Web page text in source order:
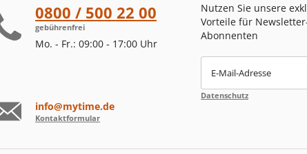
0800 / 500 22 00
gebührenfrei
Mo. - Fr.: 09:00 - 17:00 Uhr
info@mytime.de
Kontaktformular
Nutzen Sie unsere
Vorteile für
Abonnenten
E-Mail-Adresse
Datenschutz